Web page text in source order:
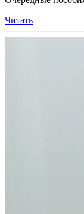
Читать